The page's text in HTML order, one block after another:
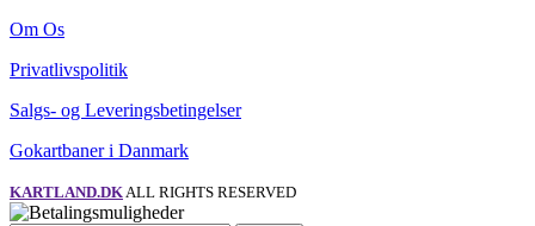
Om Os
Privatlivspolitik
Salgs- og Leveringsbetingelser
Gokartbaner i Danmark
KARTLAND.DKALL RIGHTS RESERVED